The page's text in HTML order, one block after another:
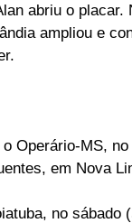
abriu o placar.
ampliou e
Operário-MS,
em Nova
no sábado